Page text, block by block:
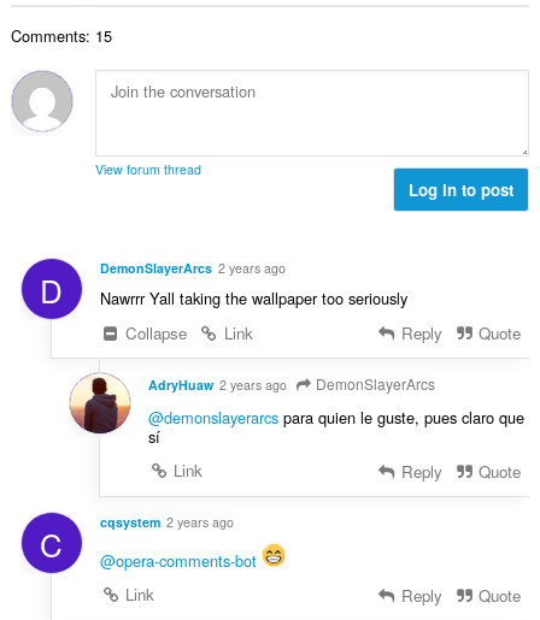
Comments: 15
View forum thread
Log in to post
D DemonSlayerArcs 2 years ago
Nawrrr Yall taking the wallpaper too seriously
Collapse
Link Reply Quote
AdryHuaw 2 years ago DemonSlayerArcs
@demonslayerarcspara quien le guste, pues claro que
sí
Link
Reply Quote
C cqsystem 2 years ago
@opera-comments-bot
Link
Reply Quote